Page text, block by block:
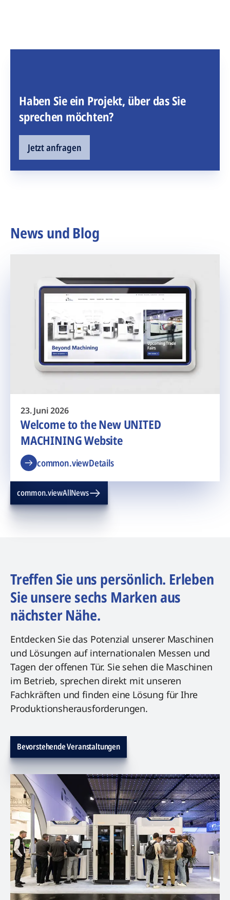
Haben Sie ein Projekt, über das Sie
sprechen möchten?
Jetzt anfragen
News und Blog
23. Juni 2026
Welcome to the New UNITED
MACHINING Website
common.viewDetails
common.viewAllNews
Treffen Sie uns persönlich. Erleben
Sie unsere sechs Marken aus
nächster Nähe.
Entdecken Sie das Potenzial unserer Maschinen
und Lösungen auf internationalen Messen und
Tagen der offenen Tür. Sie sehen die Maschinen
im Betrieb, sprechen direkt mit unseren
Fachkräften und finden eine Lösung für Ihre
Produktionsherausforderungen.
Bevorstehende Veranstaltungen